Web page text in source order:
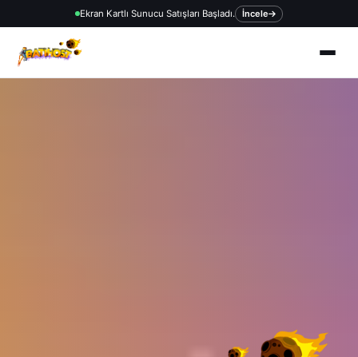
Ekran Kartlı Sunucu Satışları Başladı. İncele